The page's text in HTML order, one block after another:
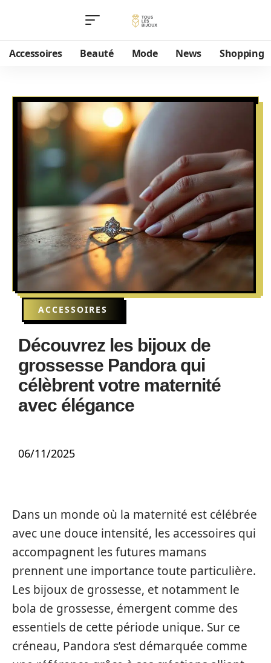
Accessoires Beauté Mode News Shopping
ACCESSOIRES
Découvrez les bijoux de
grossesse Pandora qui
célèbrent votre maternité
avec élégance
06/11/2025
Dans un monde où la maternité est célébrée
avec une douce intensité, les accessoires qui
accompagnent les futures mamans
prennent une importance toute particulière.
Les bijoux de grossesse, et notamment le
bola de grossesse, émergent comme des
essentiels de cette période unique. Sur ce
créneau, Pandora s’est démarquée comme